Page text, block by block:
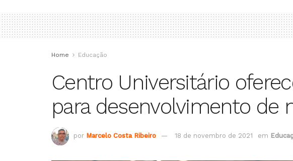
Home Educação
Centro Universitário
para desenvolvimento de
por Marcelo Costa Ribeiro 18 de novembro de 2021 em